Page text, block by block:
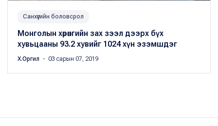
Санхүүгийн боловсрол
Монголын хөрөнгийн зах зээл дээрх бүх
хувьцааны 93.2 хувийг 1024 хүн эзэмшдэг
Х.Оргил ・ 03 сарын 07, 2019